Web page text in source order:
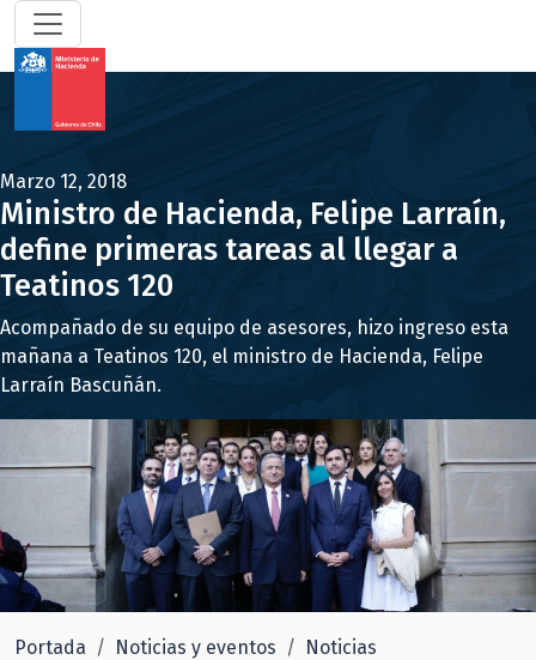
Marzo 12, 2018
Ministro de Hacienda, Felipe Larraín,
define primeras tareas al llegar a
Teatinos 120
Acompañado de su equipo de asesores, hizo ingreso esta
mañana a Teatinos 120, el ministro de Hacienda, Felipe
Larraín Bascuñán.
Portada Noticias y eventos Noticias